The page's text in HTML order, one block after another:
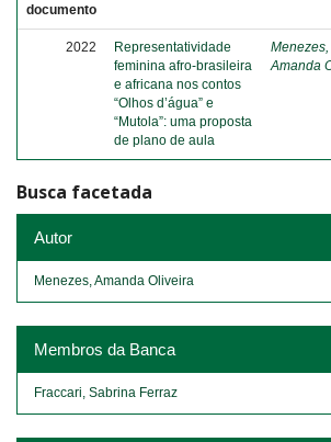
documento
2022
Representatividade
feminina afro-brasileira
e africana nos contos
“Olhos d’água” e
“Mutola”: uma proposta
de plano de aula
Menezes,
Amanda
Busca facetada
Autor
Menezes, Amanda Oliveira
Membros da Banca
Fraccari, Sabrina Ferraz